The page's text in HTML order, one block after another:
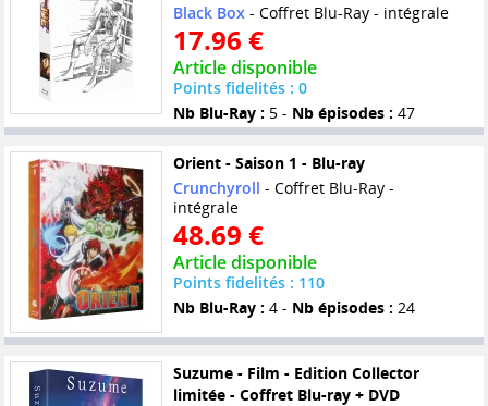
Black Box - Coffret Blu-Ray - intégrale
17.96 €
Article disponible
Points fidelités : 0
Nb Blu-Ray : 5 - Nb épisodes : 47
Orient - Saison 1 - Blu-ray
Crunchyroll - Coffret Blu-Ray -
intégrale
48.69 €
Article disponible
Points fidelités : 110
Nb Blu-Ray : 4 - Nb épisodes : 24
Suzume - Film - Edition Collector
limitée - Coffret Blu-ray + DVD